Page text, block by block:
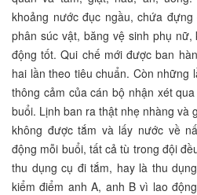
khoảng nước đục ngầu, chứa
phân súc vật, băng vệ sinh phụ
động tốt. Qui chế mới được ban
hai lần theo tiêu chuẩn. Còn những
thông cảm của cán bộ nhận xét
buổi. Lịnh ban ra thật nhẹ nhàng và
không được tắm và lấy nước về
động mỗi buổi, tất cả tù trong đội
thu dụng cụ đi tắm, hay là thu
kiểm điểm anh A, anh B vì lao